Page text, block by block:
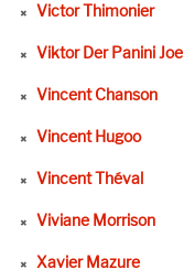
Victor Thimonier
Viktor Der Panini Joe
Vincent Chanson
Vincent Hugoo
Vincent Théval
Viviane Morrison
Xavier Mazure